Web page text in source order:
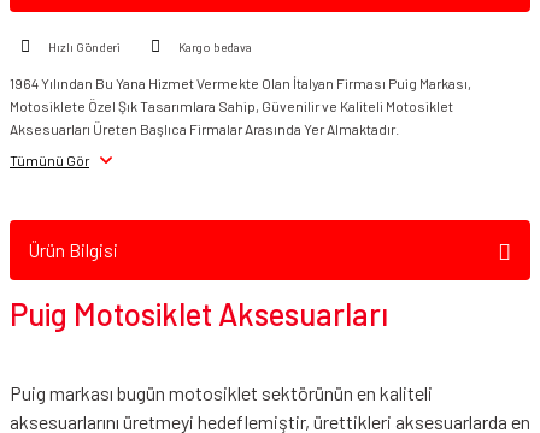
Hızlı Gönderi Kargo bedava
1964 Yılından Bu Yana Hizmet Vermekte Olan İtalyan Firması Puig Markası,
Motosiklete Özel Şık Tasarımlara Sahip, Güvenilir ve Kaliteli Motosiklet
Aksesuarları Üreten Başlıca Firmalar Arasında Yer Almaktadır.
Tümünü Gör
Ürün Bilgisi
Puig Motosiklet Aksesuarları
Puig markası bugün motosiklet sektörünün en kaliteli
aksesuarlarını üretmeyi hedeflemiştir, ürettikleri aksesuarlarda en